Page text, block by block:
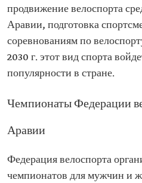
продвижение велоспорта
Аравии, подготовка
соревнованиям по
2030 г. этот вид спорта
популярности в стране.
Чемпионаты Федерации
Аравии
Федерация велоспорта
чемпионатов для мужчин и